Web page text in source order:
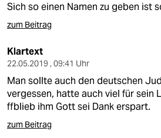
Sich so einen Namen zu geben ist
zum Beitrag
Klartext
22.05.2019 , 09:41 Uhr
Man sollte auch den deutschen
vergessen, hatte auch viel für sein
ffblieb ihm Gott sei Dank erspart.
zum Beitrag